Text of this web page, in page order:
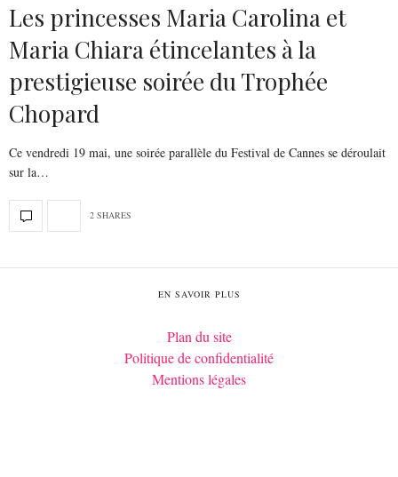
Les princesses Maria Carolina et
Maria Chiara étincelantes à la
prestigieuse soirée du Trophée
Chopard
Ce vendredi 19 mai, une soirée parallèle du Festival de Cannes se déroulait
sur la…
2 SHARES
EN SAVOIR PLUS
Plan du site
Politique de confidentialité
Mentions légales